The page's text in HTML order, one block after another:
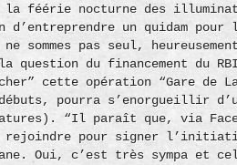
la féérie nocturne des
d’entreprendre un quidam
ne sommes pas seul,
question du financement du
cette opération “Gare de
pourra s’enorgueillir
“Il paraît que, via
rejoindre pour signer
Oui, c’est très sympa et